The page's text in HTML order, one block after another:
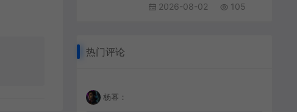
2026-08-02 105
热门评论
杨幂：